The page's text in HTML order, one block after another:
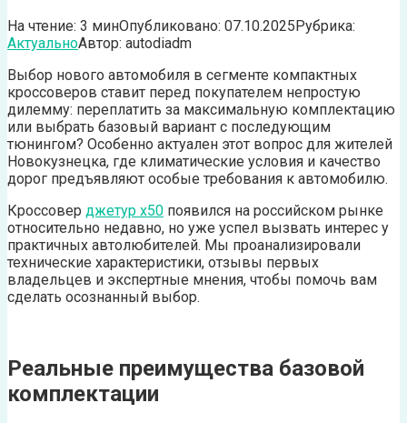
На чтение: 3 минОпубликовано: 07.10.2025Рубрика:
АктуальноАвтор: autodiadm
Выбор нового автомобиля в сегменте компактных
кроссоверов ставит перед покупателем непростую
дилемму: переплатить за максимальную комплектацию
или выбрать базовый вариант с последующим
тюнингом? Особенно актуален этот вопрос для жителей
Новокузнецка, где климатические условия и качество
дорог предъявляют особые требования к автомобилю.
Кроссовер джетур х50 появился на российском рынке
относительно недавно, но уже успел вызвать интерес у
практичных автолюбителей. Мы проанализировали
технические характеристики, отзывы первых
владельцев и экспертные мнения, чтобы помочь вам
сделать осознанный выбор.
Реальные преимущества базовой
комплектации